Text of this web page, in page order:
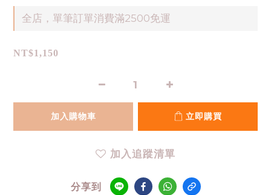
全店，單筆訂單消費滿2500免運
NT$1,150
加入購物車 立即購買
加入追蹤清單
分享到